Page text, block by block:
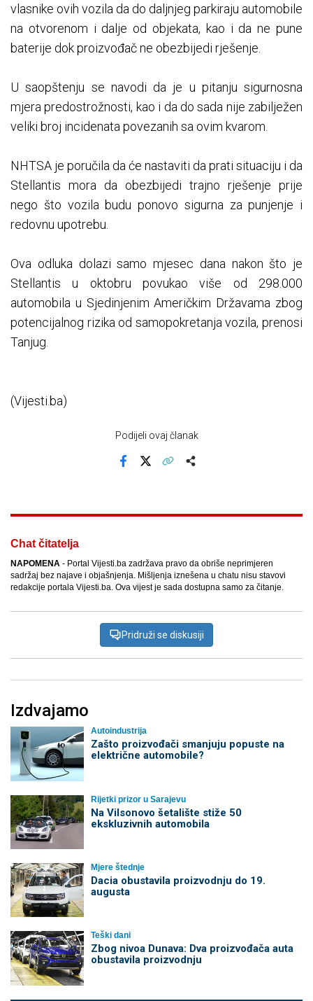
vlasnike ovih vozila da do daljnjeg parkiraju automobile
na otvorenom i dalje od objekata, kao i da ne pune
baterije dok proizvođač ne obezbijedi rješenje.
U saopštenju se navodi da je u pitanju sigurnosna
mjera predostrožnosti, kao i da do sada nije zabilježen
veliki broj incidenata povezanih sa ovim kvarom.
NHTSA je poručila da će nastaviti da prati situaciju i da
Stellantis mora da obezbijedi trajno rješenje prije
nego što vozila budu ponovo sigurna za punjenje i
redovnu upotrebu.
Ova odluka dolazi samo mjesec dana nakon što je
Stellantis u oktobru povukao više od 298.000
automobila u Sjedinjenim Američkim Državama zbog
potencijalnog rizika od samopokretanja vozila, prenosi
Tanjug.
(Vijesti.ba)
Podijeli ovaj članak
Chat čitatelja
NAPOMENA - Portal Vijesti.ba zadržava pravo da obriše neprimjeren
sadržaj bez najave i objašnjenja. Mišljenja iznešena u chatu nisu stavovi
redakcije portala Vijesti.ba. Ova vijest je sada dostupna samo za čitanje.
Pridruži se diskusiji
Izdvajamo
Autoindustrija
Zašto proizvođači smanjuju popuste na
električne automobile?
Rijetki prizor u Sarajevu
Na Vilsonovo šetalište stiže 50
ekskluzivnih automobila
Mjere štednje
Dacia obustavila proizvodnju do 19.
augusta
Teški dani
Zbog nivoa Dunava: Dva proizvođača auta
obustavila proizvodnju